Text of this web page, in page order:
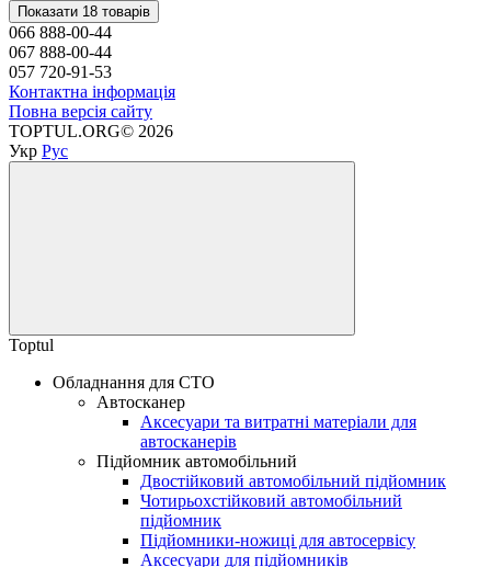
Показати 18 товарів
066 888-00-44
067 888-00-44
057 720-91-53
Контактна інформація
Повна версія сайту
TOPTUL.ORG© 2026
Укр Рус
Toptul
Обладнання для СТО
Автосканер
Аксесуари та витратні матеріали для
автосканерів
Підйомник автомобільний
Двостійковий автомобільний підйомник
Чотирьохстійковий автомобільний
підйомник
Підйомники-ножиці для автосервісу
Аксесуари для підйомників